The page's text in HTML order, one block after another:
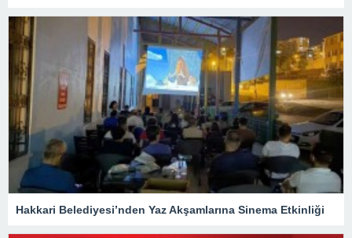
Hakkari Belediyesi’nden Yaz Akşamlarına Sinema Etkinliği